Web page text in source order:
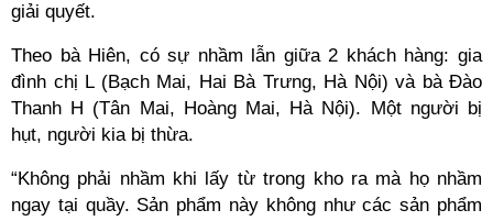
giải quyết.
Theo bà Hiên, có sự nhầm lẫn giữa 2 khách hàng: gia
đình chị L (Bạch Mai, Hai Bà Trưng, Hà Nội) và bà Đào
Thanh H (Tân Mai, Hoàng Mai, Hà Nội). Một người bị
hụt, người kia bị thừa.
“Không phải nhầm khi lấy từ trong kho ra mà họ nhầm
ngay tại quầy. Sản phẩm này không như các sản phẩm